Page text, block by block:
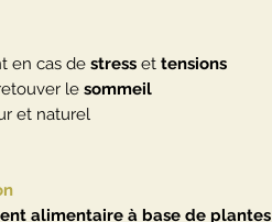
en cas de stress et tensions
le sommeil
et naturel
alimentaire à base de plantes